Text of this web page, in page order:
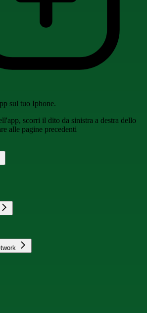
sul tuo Iphone.
scorri il dito da sinistra a destra dello
alle pagine precedenti